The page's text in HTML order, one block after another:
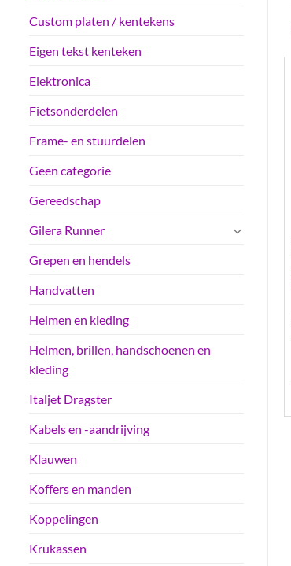
Custom platen / kentekens
Eigen tekst kenteken
Elektronica
Fietsonderdelen
Frame- en stuurdelen
Geen categorie
Gereedschap
Gilera Runner
Grepen en hendels
Handvatten
Helmen en kleding
Helmen, brillen, handschoenen en
kleding
Italjet Dragster
Kabels en -aandrijving
Klauwen
Koffers en manden
Koppelingen
Krukassen
super bravo
AAN
v-snaar bobotech 747/16,5 |
minarelli 2t
€12.02
TOEVOEGEN AAN